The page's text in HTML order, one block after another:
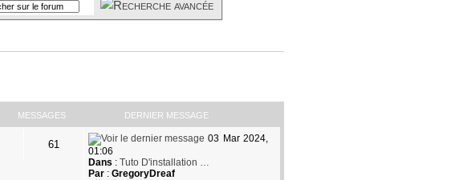
MESSAGES DERNIER MESSAGE
61
03 Mar 2024,
01:06
Dans : Tuto D'installation …
Par: GregoryDreaf